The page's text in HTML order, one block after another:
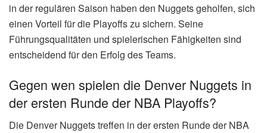
in der regulären Saison haben den Nuggets geholfen, sich
einen Vorteil für die Playoffs zu sichern. Seine
Führungsqualitäten und spielerischen Fähigkeiten sind
entscheidend für den Erfolg des Teams.
Gegen wen spielen die Denver Nuggets in
der ersten Runde der NBA Playoffs?
Die Denver Nuggets treffen in der ersten Runde der NBA